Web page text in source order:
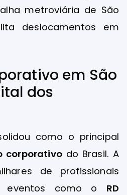
metroviária de São
deslocamentos em
em São
dos
como o principal
corporativodo Brasil. A
de profissionais
eventos como o RD